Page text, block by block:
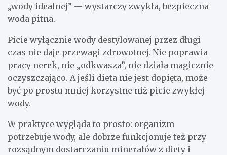
„wody idealnej” — wystarczy zwykła, bezpieczna
woda pitna.
Picie wyłącznie wody destylowanej przez długi
czas nie daje przewagi zdrowotnej. Nie poprawia
pracy nerek, nie „odkwasza”, nie działa magicznie
oczyszczająco. A jeśli dieta nie jest dopięta, może
być po prostu mniej korzystne niż picie zwykłej
wody.
W praktyce wygląda to prosto: organizm
potrzebuje wody, ale dobrze funkcjonuje też przy
rozsądnym dostarczaniu minerałów z diety i